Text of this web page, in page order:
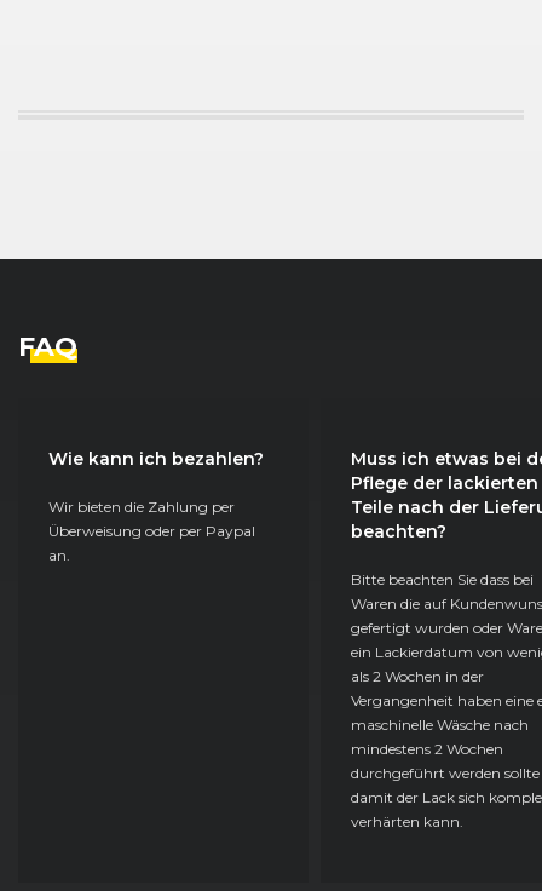
FAQ
Wie kann ich bezahlen?
Wir bieten die Zahlung per
Überweisung oder per Paypal
an.
Muss ich etwas bei
Pflege der lackierten
Teile nach der
beachten?
Bitte beachten Sie dass bei
Waren die auf
gefertigt wurden oder
ein Lackierdatum von
als 2 Wochen in der
Vergangenheit haben eine
maschinelle Wäsche nach
mindestens 2 Wochen
durchgeführt werden sollte
damit der Lack sich
verhärten kann.